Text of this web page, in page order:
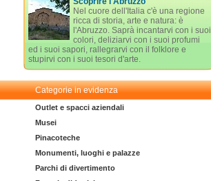
Nel cuore dell'Italia c'è una regione
ricca di storia, arte e natura: è
l'Abruzzo. Saprà incantarvi con i suoi
colori, deliziarvi con i suoi profumi
ed i suoi sapori, rallegrarvi con il folklore e
stupirvi con i suoi tesori d'arte.
Categorie in evidenza
Outlet e spacci aziendali
Musei
Pinacoteche
Monumenti, luoghi e palazze
Parchi di divertimento